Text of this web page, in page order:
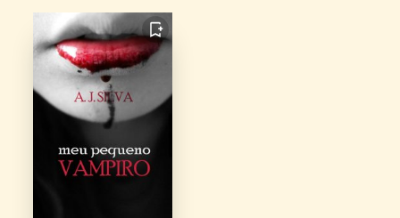
FAVORITO